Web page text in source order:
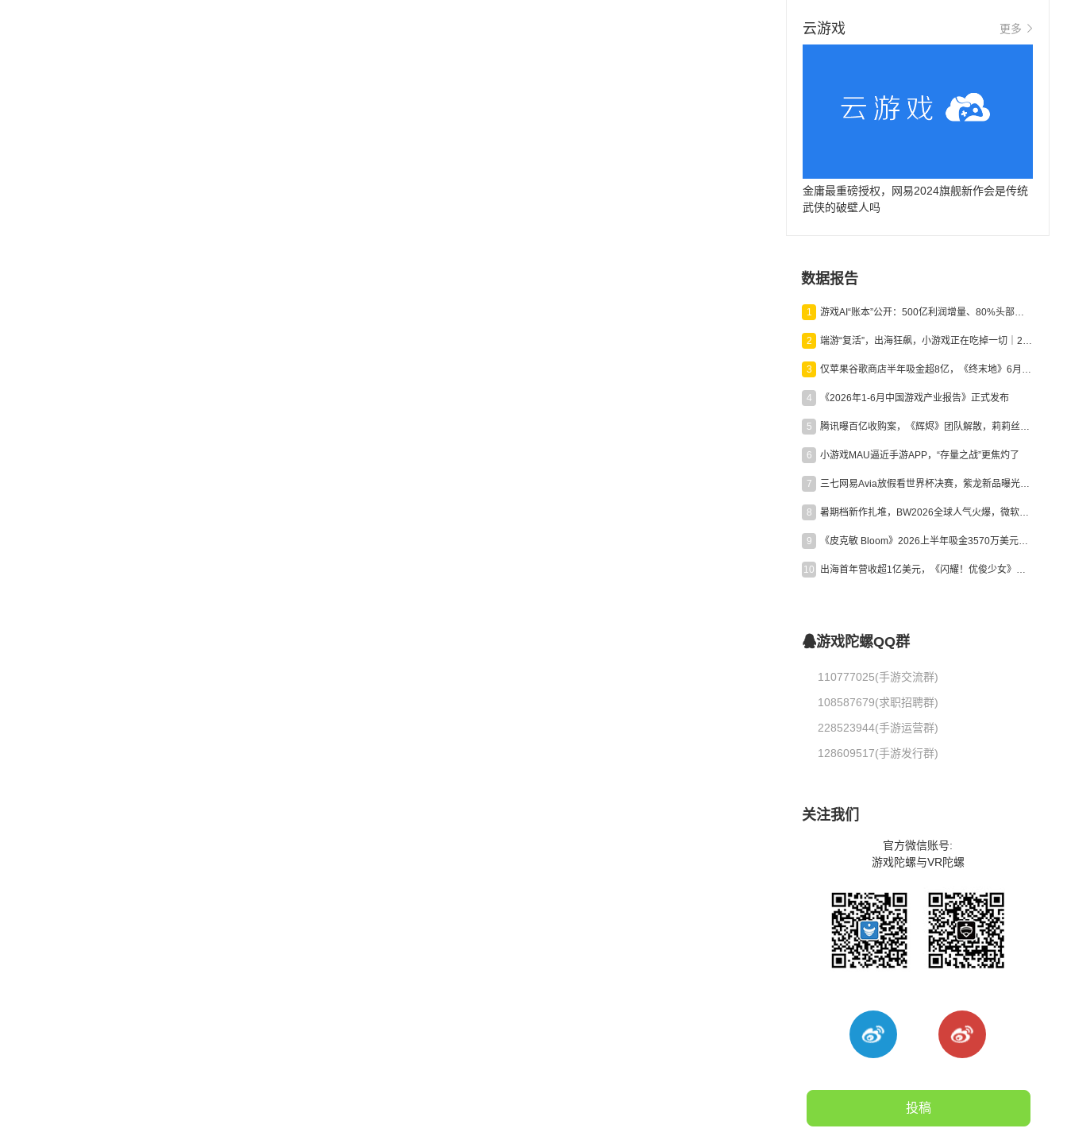
云游戏 更多
金庸最重磅授权，网易2024旗舰新作会是传统
武侠的破壁人吗
数据报告
1 游戏AI“账本”公开：500亿利润增量、80%头部入局，谁在闷声发财？
2 端游“复活”，出海狂飙，小游戏正在吃掉一切｜2026上半年产业报告
3 仅苹果谷歌商店半年吸金超8亿，《终末地》6月份收入显著回暖
4 《2026年1-6月中国游戏产业报告》正式发布
5 腾讯曝百亿收购案，《辉烬》团队解散，莉莉丝新作曝光｜陀螺周报
6 小游戏MAU逼近手游APP，“存量之战”更焦灼了
7 三七网易Avia放假看世界杯决赛，紫龙新品曝光，米哈游新作上线 | 陀螺周报
8 暑期档新作扎堆，BW2026全球人气火爆，微软XBOX大裁员|陀螺周报
9 《皮克敏 Bloom》2026上半年吸金3570万美元，中国台湾成最大市场
10 出海首年营收超1亿美元，《闪耀！优俊少女》美国市场占比达七成
游戏陀螺QQ群
110777025(手游交流群)
108587679(求职招聘群)
228523944(手游运营群)
128609517(手游发行群)
关注我们
官方微信账号:
游戏陀螺与VR陀螺
投稿